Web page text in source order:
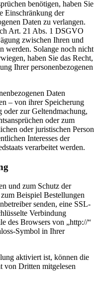
benötigen, haben Sie
Einschränkung der
Daten zu verlangen.
Art. 21 Abs. 1 DSGVO
zwischen Ihren und
werden. Solange noch nicht
haben Sie das Recht,
Ihrer personenbezogenen
Daten
– von ihrer Speicherung
zur Geltendmachung,
oder zum
oder juristischen Person
Interesses der
verarbeitet werden.
und zum Schutz der
Beispiel Bestellungen
senden, eine SSL-
Verbindung
des Browsers von „http://“
Symbol in Ihrer
aktiviert ist, können die
von Dritten mitgelesen